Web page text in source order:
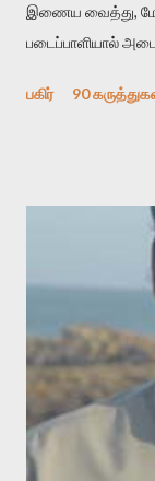
இணைய வைத்து,
படைப்பாளியால்
காலத்தில்
அதிகமாக்கும்.
என்னவாக
வடிக்க முயல்வதும்
மென்வெளிச்சத்தில்
வைத்து விட்டு
பயணப் படிமம்
விமர்சனத்தின் ஒரு
“காலை
முதலில் கருவியை
பகிர் 90